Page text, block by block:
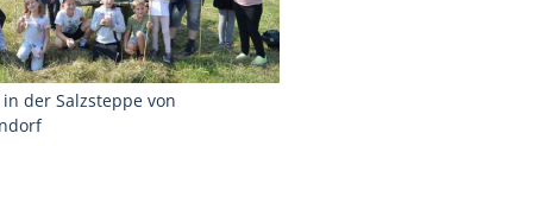
der Salzsteppe von